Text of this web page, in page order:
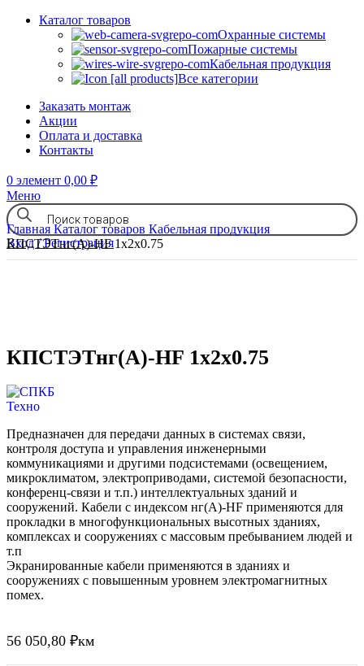
Каталог товаров
Охранные системы
Пожарные системы
Кабельная продукция
Все категории
Заказать монтаж
Акции
Оплата и доставка
Контакты
0 элемент 0,00 ₽
Меню
Вход / Регистрация
Главная Каталог товаров Кабельная продукция
КПСТЭТнг(А)-HF 1х2х0.75
КПСТЭТнг(А)-HF 1х2х0.75
Предназначен для передачи данных в системах связи,
контроля доступа и управления инженерными
коммуникациями и другими подсистемами (освещением,
микроклиматом, электроприводами, системой безопасности,
конференц-связи и т.п.) интеллектуальных зданий и
сооружений. Кабели с индексом нг(А)-HF применяются для
прокладки в многофункциональных высотных зданиях,
комплексах и сооружениях с массовым пребыванием людей и
т.п
Экранированные кабели применяются в зданиях и
сооружениях с повышенным уровнем электромагнитных
помех.
56 050,80 ₽км